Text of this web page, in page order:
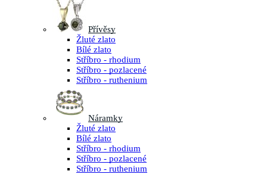
Přívěsy
Žluté zlato
Bílé zlato
Stříbro - rhodium
Stříbro - pozlacené
Stříbro - ruthenium
Náramky
Žluté zlato
Bílé zlato
Stříbro - rhodium
Stříbro - pozlacené
Stříbro - ruthenium